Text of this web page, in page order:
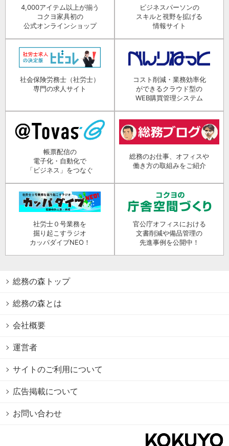
4,000アイテム以上が揃う
コクヨ家具初の
公式オンラインショップ
ビジネスパーソンの
スキルと視野を拡げる
情報サイト
社会保険労務士（社労士）
専門の求人サイト
コスト削減・業務効率化
ができるクラウド型の
WEB購買管理システム
帳票配信の
電子化・自動化で
「ビジネス」をつなぐ
総務のお仕事、オフィスや
働き方の取組みをご紹介
社労士０号業務を
掘り起こすラジオ
カッパダイブNEO！
官公庁オフィスにおける
文書削減や備品管理の
先進事例を公開中！
総務の森トップ
総務の森とは
会社概要
運営者
サイトのご利用について
広告掲載について
お問い合わせ